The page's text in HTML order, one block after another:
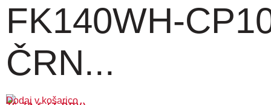
FK140WH-
ČRN...
Dodaj v košarico